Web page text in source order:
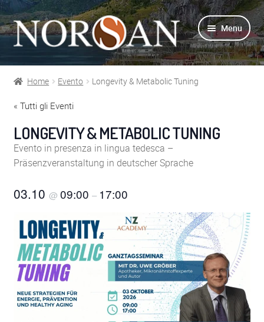
Vai
alla
navigazione
Vai
al
contenuto
Menu
Info Omega-3
Supporto
Per Esperti
Home Evento Longevity & Metabolic Tuning
« Tutti gli Eventi
LONGEVITY & METABOLIC TUNING
Evento in presenza in lingua tedesca –
Präsenzveranstaltung in deutscher Sprache
03.10 @ 09:00 – 17:00